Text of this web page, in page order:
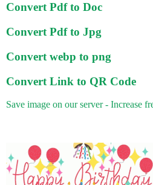
Convert Pdf to Doc
Convert Pdf to Jpg
Convert webp to png
Convert Link to QR Code
Save image on our server - Increase